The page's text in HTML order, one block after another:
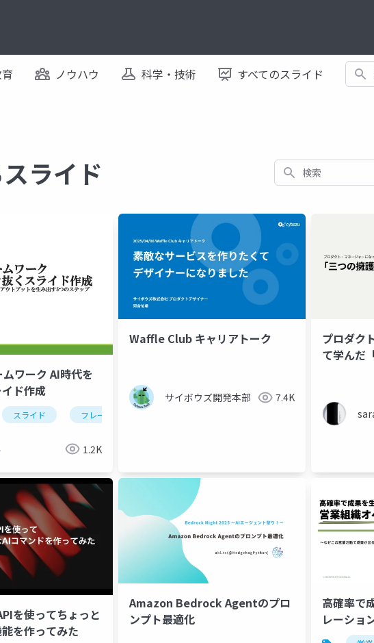
ノウハウ 科学・技術 すべてのスライド 検索
ライド 検索
claudecode
ムワーク AI時代を
ド作成
スライド フレームワーク
1.2K
Waffle Club キャリアトーク
サイボウズ開発本部 7.4K
プロダク
て学んだ
を使ってちょっと
を作ってみた
Amazon Bedrock Agentのプロ
ンプト最適化
高確率で
レーショ